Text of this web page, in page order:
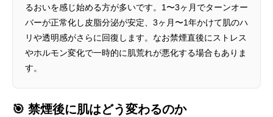
るおいを感じ始める方が多いです。1〜3ヶ月でターンオー
バーが正常化し皮脂分泌が安定、3ヶ月〜1年かけて肌のハ
リや透明感がさらに回復します。なお禁煙直後にストレス
やホルモン変化で一時的に肌荒れが悪化する場合もありま
す。
🎯 禁煙後に肌はどう変わるのか